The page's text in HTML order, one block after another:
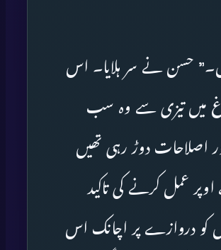
حسن نے سر ہلایا۔ اس
میں تیزی سے وہ سب
اصلاحات دوڑ رہی تھیں
عمل کرنے کی تاکید
کو دروازے پر اچانک اس